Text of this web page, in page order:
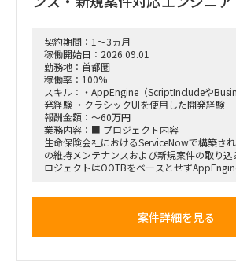
・調査・分析結果の構造化および資料化
・費用対効果の試算、ロードマップ策定
・下位メンバーのリードおよびタスク管理
・幹部層向け報告資料の作成、プレゼンテー
■契約条件
・参画期間：2026年10月1日～2026年12月28
または2027年1月31日まで
・稼働率：100％想定
■勤務地・働き方
・勝田への訪問頻度は週によって変動
4日程度の出張が発生する可能性あり
・勝田出張以外の日はリモートワーク
契約期間：1～3ヵ月
稼働開始日：2026.09.01
勤務地：首都圏
稼働率：100%
スキル：・AppEngine（ScriptIncludeや
発経験 ・クラシックUIを使用した開発経験
報酬金額：～60万円
業務内容：■ プロジェクト内容
生命保険会社におけるServiceNowで構築さ
の維持メンテナンスおよび新規案件の取り
ロジェクトはOOTBをベースとせず
・9/1～（※可能ならば８月中からのジョイン
案件詳細を見る